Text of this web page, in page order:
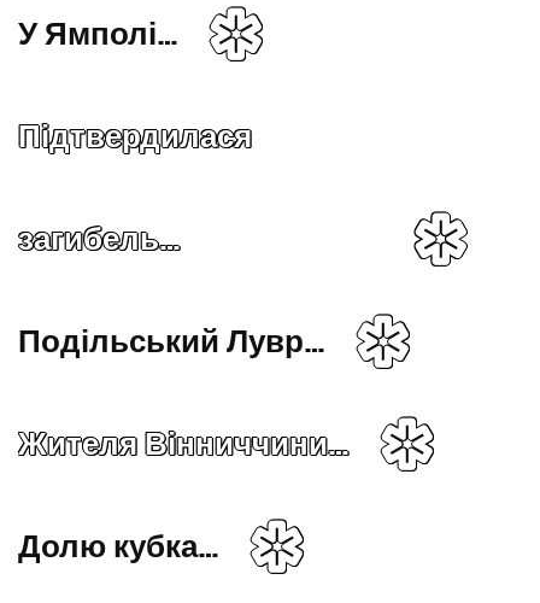
У Ямполі…
Підтвердилася
загибель…
Подільський Лувр…
Жителя Вінниччини…
Долю кубка…